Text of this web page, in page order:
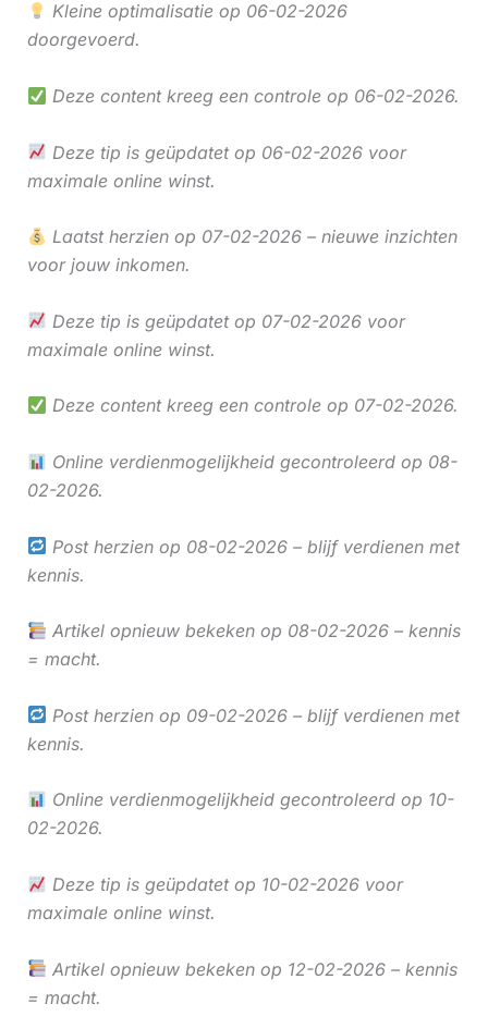
Kleine optimalisatie op 06-02-2026
doorgevoerd.
Deze content kreeg een controle op 06-02-2026.
Deze tip is geüpdatet op 06-02-2026 voor
maximale online winst.
Laatst herzien op 07-02-2026 – nieuwe inzichten
voor jouw inkomen.
Deze tip is geüpdatet op 07-02-2026 voor
maximale online winst.
Deze content kreeg een controle op 07-02-2026.
Online verdienmogelijkheid gecontroleerd op 08-
02-2026.
Post herzien op 08-02-2026 – blijf verdienen met
kennis.
Artikel opnieuw bekeken op 08-02-2026 – kennis
= macht.
Post herzien op 09-02-2026 – blijf verdienen met
kennis.
Online verdienmogelijkheid gecontroleerd op 10-
02-2026.
Deze tip is geüpdatet op 10-02-2026 voor
maximale online winst.
Artikel opnieuw bekeken op 12-02-2026 – kennis
= macht.